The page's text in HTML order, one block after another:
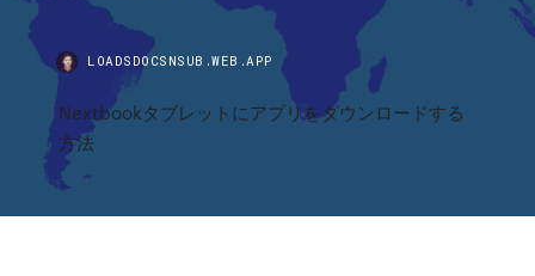
LOADSDOCSNSUB.WEB.APP
Nextbookタブレットにアプリをダウンロードする
方法